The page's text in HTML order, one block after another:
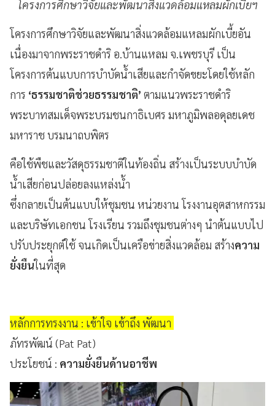
โครงการศึกษาวิจัยและพัฒนาสิ่งแวดล้อมแหลมผักเบี้ยฯ
โครงการศึกษาวิจัยและพัฒนาสิ่งแวดล้อมแหลมผักเบี้ยอัน
เนื่องมาจากพระราชดำริ อ.บ้านแหลม จ.เพชรบุรี เป็น
โครงการต้นแบบการบำบัดน้ำเสียและกำจัดขยะโดยใช้หลัก
การ ‘ธรรมชาติช่วยธรรมชาติ’ ตามแนวพระราชดำริ
พระบาทสมเด็จพระบรมชนกาธิเบศร มหาภูมิพลอดุลยเดช
มหาราช บรมนาถบพิตร
คือใช้พืชและวัสดุธรรมชาติในท้องถิ่น สร้างเป็นระบบบำบัด
น้ำเสียก่อนปล่อยลงแหล่งน้ำ
ซึ่งกลายเป็นต้นแบบให้ชุมชน หน่วยงาน โรงงานอุตสาหกรรม
และบริษัทเอกชน โรงเรียน รวมถึงชุมชนต่างๆ นำต้นแบบไป
ปรับประยุกต์ใช้ จนเกิดเป็นเครือข่ายสิ่งแวดล้อม สร้างความ
ยั่งยืนในที่สุด
หลักการทรงงาน : เข้าใจ เข้าถึง พัฒนา
ภัทรพัฒน์ (Pat Pat)
ประโยชน์ : ความยั่งยืนด้านอาชีพ